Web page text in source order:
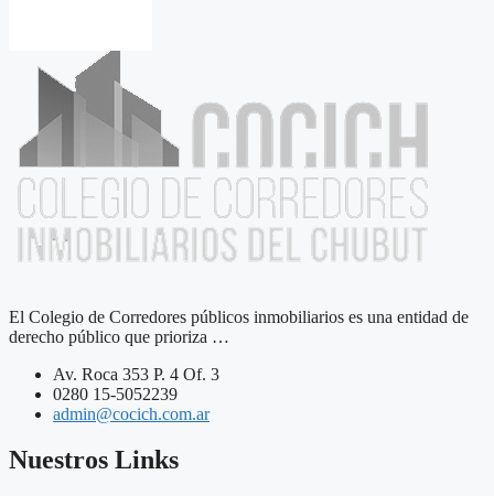
El Colegio de Corredores públicos inmobiliarios es una entidad de
derecho público que prioriza …
Av. Roca 353 P. 4 Of. 3
0280 15-5052239
admin@cocich.com.ar
Nuestros Links